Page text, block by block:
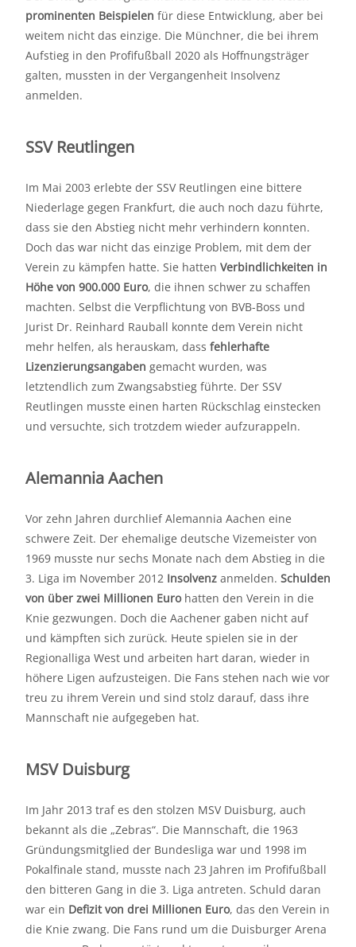
prominenten Beispielen für diese Entwicklung, aber bei
weitem nicht das einzige. Die Münchner, die bei ihrem
Aufstieg in den Profifußball 2020 als Hoffnungsträger
galten, mussten in der Vergangenheit Insolvenz
anmelden.
SSV Reutlingen
Im Mai 2003 erlebte der SSV Reutlingen eine bittere
Niederlage gegen Frankfurt, die auch noch dazu führte,
dass sie den Abstieg nicht mehr verhindern konnten.
Doch das war nicht das einzige Problem, mit dem der
Verein zu kämpfen hatte. Sie hatten Verbindlichkeiten in
Höhe von 900.000 Euro, die ihnen schwer zu schaffen
machten. Selbst die Verpflichtung von BVB-Boss und
Jurist Dr. Reinhard Rauball konnte dem Verein nicht
mehr helfen, als herauskam, dass fehlerhafte
Lizenzierungsangaben gemacht wurden, was
letztendlich zum Zwangsabstieg führte. Der SSV
Reutlingen musste einen harten Rückschlag einstecken
und versuchte, sich trotzdem wieder aufzurappeln.
Alemannia Aachen
Vor zehn Jahren durchlief Alemannia Aachen eine
schwere Zeit. Der ehemalige deutsche Vizemeister von
1969 musste nur sechs Monate nach dem Abstieg in die
3. Liga im November 2012 Insolvenz anmelden. Schulden
von über zwei Millionen Euro hatten den Verein in die
Knie gezwungen. Doch die Aachener gaben nicht auf
und kämpften sich zurück. Heute spielen sie in der
Regionalliga West und arbeiten hart daran, wieder in
höhere Ligen aufzusteigen. Die Fans stehen nach wie vor
treu zu ihrem Verein und sind stolz darauf, dass ihre
Mannschaft nie aufgegeben hat.
MSV Duisburg
Im Jahr 2013 traf es den stolzen MSV Duisburg, auch
bekannt als die „Zebras“. Die Mannschaft, die 1963
Gründungsmitglied der Bundesliga war und 1998 im
Pokalfinale stand, musste nach 23 Jahren im Profifußball
den bitteren Gang in die 3. Liga antreten. Schuld daran
war ein Defizit von drei Millionen Euro, das den Verein in
die Knie zwang. Die Fans rund um die Duisburger Arena